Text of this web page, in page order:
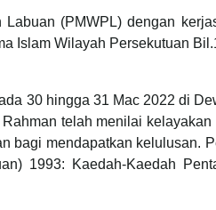
(PMWPL) dengan
Islam Wilayah Persekutuan
30 hingga 31 Mac 2022 di
telah menilai
bagi mendapatkan kelulusan.
1993: Kaedah-Kaedah